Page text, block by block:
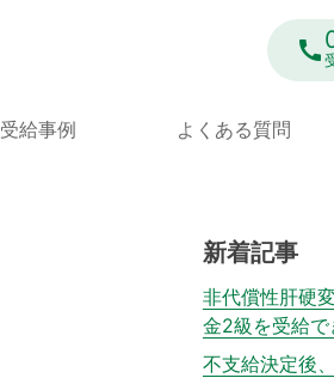
call
受給事例 よくある質問
新着記事
非代償性肝硬
金2級を受給で
不支給決定後